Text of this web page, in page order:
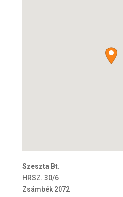
Szeszta Bt.
HRSZ. 30/6
Zsámbék 2072